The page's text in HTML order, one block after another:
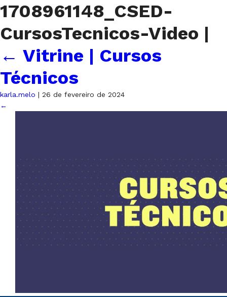
1708961148_CSED-
CursosTecnicos-Video |
← Vitrine | Cursos
Técnicos
karla.melo | 26 de fevereiro de 2024
←